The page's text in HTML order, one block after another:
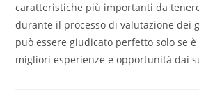
caratteristiche più importanti da
durante il processo di valutazione dei
può essere giudicato perfetto solo se
migliori esperienze e opportunità dai